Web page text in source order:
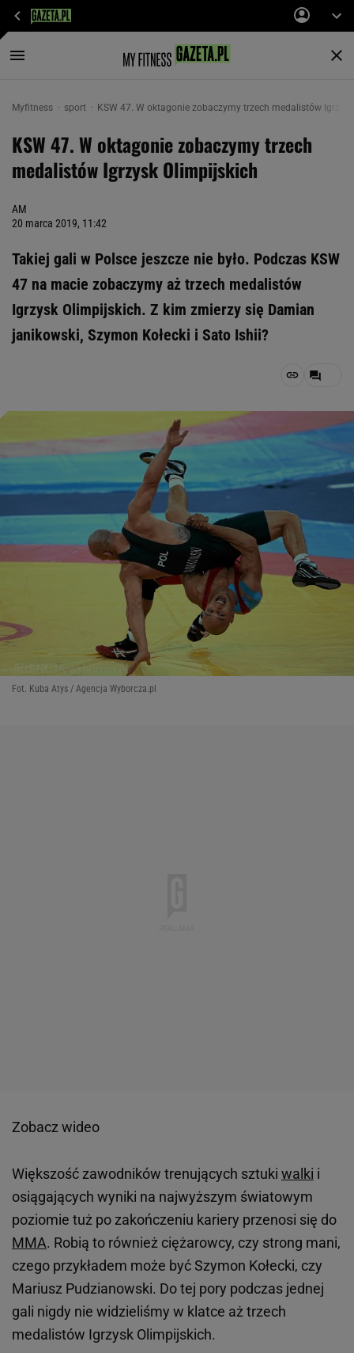
Myfitness sport KSW 47. W oktagonie zobaczymy trzech medalistów
KSW 47. W oktagonie zobaczymy trzech
medalistów Igrzysk Olimpijskich
AM
20 marca 2019, 11:42
Takiej gali w Polsce jeszcze nie było. Podczas KSW
47 na macie zobaczymy aż trzech medalistów
Igrzysk Olimpijskich. Z kim zmierzy się Damian
janikowski, Szymon Kołecki i Sato Ishii?
Fot. Kuba Atys / Agencja Wyborcza.pl
Zobacz wideo
Większość zawodników trenujących sztuki walki i
osiągających wyniki na najwyższym światowym
poziomie tuż po zakończeniu kariery przenosi się do
MMA. Robią to również ciężarowcy, czy strong mani,
czego przykładem może być Szymon Kołecki, czy
Mariusz Pudzianowski. Do tej pory podczas jednej
gali nigdy nie widzieliśmy w klatce aż trzech
medalistów Igrzysk Olimpijskich.